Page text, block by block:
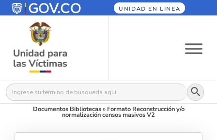
UNIDAD EN LÍNEA
Buscar: Botón
Documentos Bibliotecas» Formato Reconstrucción y/o
normalización censos masivos V2